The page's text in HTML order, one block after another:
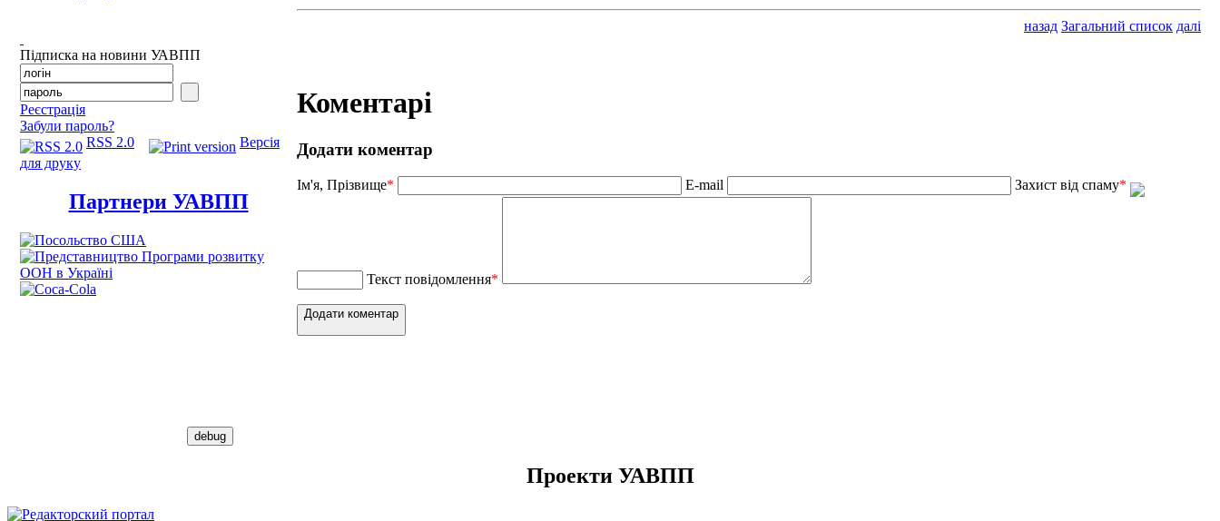
Підписка на новини УАВПП
Реєстрація
Забули пароль?
RSS 2.0
Версія
для друку
Партнери УАВПП
назад Загальний список далі
Коментарі
Додати коментар
Ім'я, Прізвище* E-mail Захист від спаму*
Текст повідомлення*
Додати коментар
Проекти УАВПП